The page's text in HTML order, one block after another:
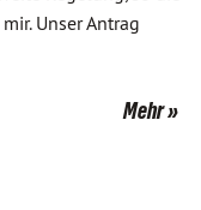
Unser Antrag
Mehr